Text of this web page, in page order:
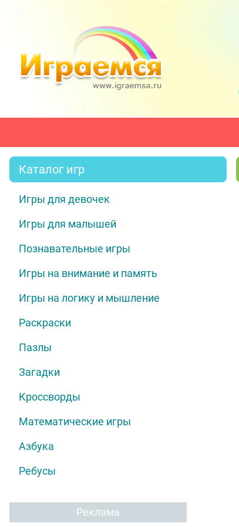
Каталог игр
Игры для девочек
Игры для малышей
Познавательные игры
Игры на внимание и память
Игры на логику и мышление
Раскраски
Пазлы
Загадки
Кроссворды
Математические игры
Азбука
Ребусы
Реклама